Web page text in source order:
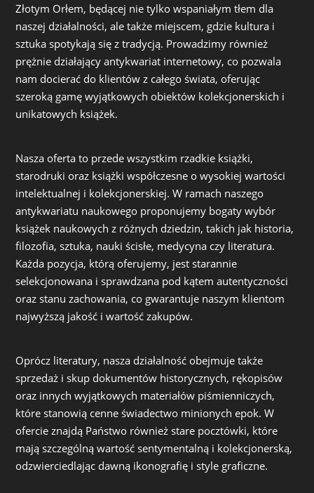
Złotym Orłem, będącej nie tylko wspaniałym tłem dla
naszej działalności, ale także miejscem, gdzie kultura i
sztuka spotykają się z tradycją. Prowadzimy również
prężnie działający antykwariat internetowy, co pozwala
nam docierać do klientów z całego świata, oferując
szeroką gamę wyjątkowych obiektów kolekcjonerskich i
unikatowych książek.
Nasza oferta to przede wszystkim rzadkie książki,
starodruki oraz książki współczesne o wysokiej wartości
intelektualnej i kolekcjonerskiej. W ramach naszego
antykwariatu naukowego proponujemy bogaty wybór
książek naukowych z różnych dziedzin, takich jak historia,
filozofia, sztuka, nauki ścisłe, medycyna czy literatura.
Każda pozycja, którą oferujemy, jest starannie
selekcjonowana i sprawdzana pod kątem autentyczności
oraz stanu zachowania, co gwarantuje naszym klientom
najwyższą jakość i wartość zakupów.
Oprócz literatury, nasza działalność obejmuje także
sprzedaż i skup dokumentów historycznych, rękopisów
oraz innych wyjątkowych materiałów piśmienniczych,
które stanowią cenne świadectwo minionych epok. W
ofercie znajdą Państwo również stare pocztówki, które
mają szczególną wartość sentymentalną i kolekcjonerską,
odzwierciedlając dawną ikonografię i style graficzne.